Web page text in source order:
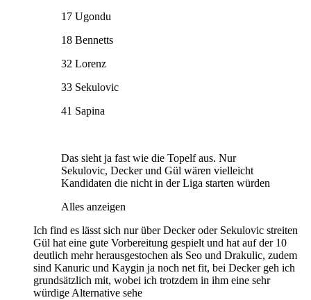
17 Ugondu
18 Bennetts
32 Lorenz
33 Sekulovic
41 Sapina
Das sieht ja fast wie die Topelf aus. Nur
Sekulovic, Decker und Gül wären vielleicht
Kandidaten die nicht in der Liga starten würden
Alles anzeigen
Ich find es lässt sich nur über Decker oder Sekulovic streiten
Gül hat eine gute Vorbereitung gespielt und hat auf der 10
deutlich mehr herausgestochen als Seo und Drakulic, zudem
sind Kanuric und Kaygin ja noch net fit, bei Decker geh ich
grundsätzlich mit, wobei ich trotzdem in ihm eine sehr
würdige Alternative sehe